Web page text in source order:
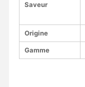
Saveur
Origine
Gamme